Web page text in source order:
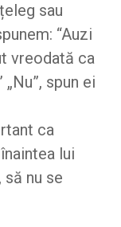
sau
“Auzi
vreodată ca
spun ei
ca
lui
nu se